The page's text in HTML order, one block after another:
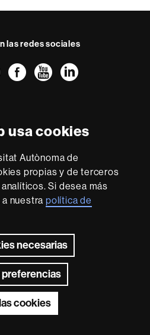
usa cookies
Autònoma de
propias y de terceros
Si desea más
a nuestrapolítica de
necesarias
cookies
las redes sociales
TwitterFacebook
Youtube
LinkedIn
Excellence
Research
-
Euraxess
de
de datos
web Mapa del web UAB
de Barcelona